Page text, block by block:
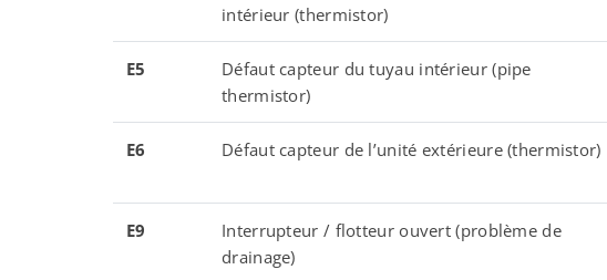
intérieur (thermistor)
E5
Défaut capteur du tuyau intérieur (pipe
thermistor)
E6 Défaut capteur de l’unité extérieure (thermistor)
E9
Interrupteur / flotteur ouvert (problème de
drainage)